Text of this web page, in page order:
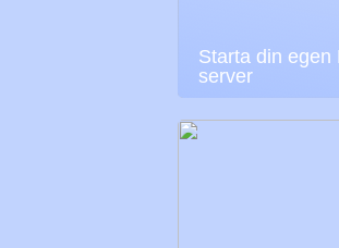
Starta din egen
server